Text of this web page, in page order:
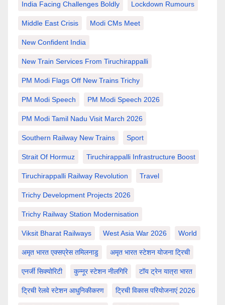
India Facing Challenges Boldly Lockdown Rumours
Middle East Crisis Modi CMs Meet
New Confident India
New Train Services From Tiruchirappalli
PM Modi Flags Off New Trains Trichy
PM Modi Speech PM Modi Speech 2026
PM Modi Tamil Nadu Visit March 2026
Southern Railway New Trains Sport
Strait Of Hormuz Tiruchirappalli Infrastructure Boost
Tiruchirappalli Railway Revolution Travel
Trichy Development Projects 2026
Trichy Railway Station Modernisation
Viksit Bharat Railways West Asia War 2026 World
अमृत भारत एक्सप्रेस तमिलनाडु अमृत भारत स्टेशन योजना ट्रिची
एनर्जी सिक्योरिटी कुन्नूर स्टेशन नीलगिरि टॉय ट्रेन यात्रा भारत
ट्रिची रेलवे स्टेशन आधुनिकीकरण ट्रिची विकास परियोजनाएं 2026